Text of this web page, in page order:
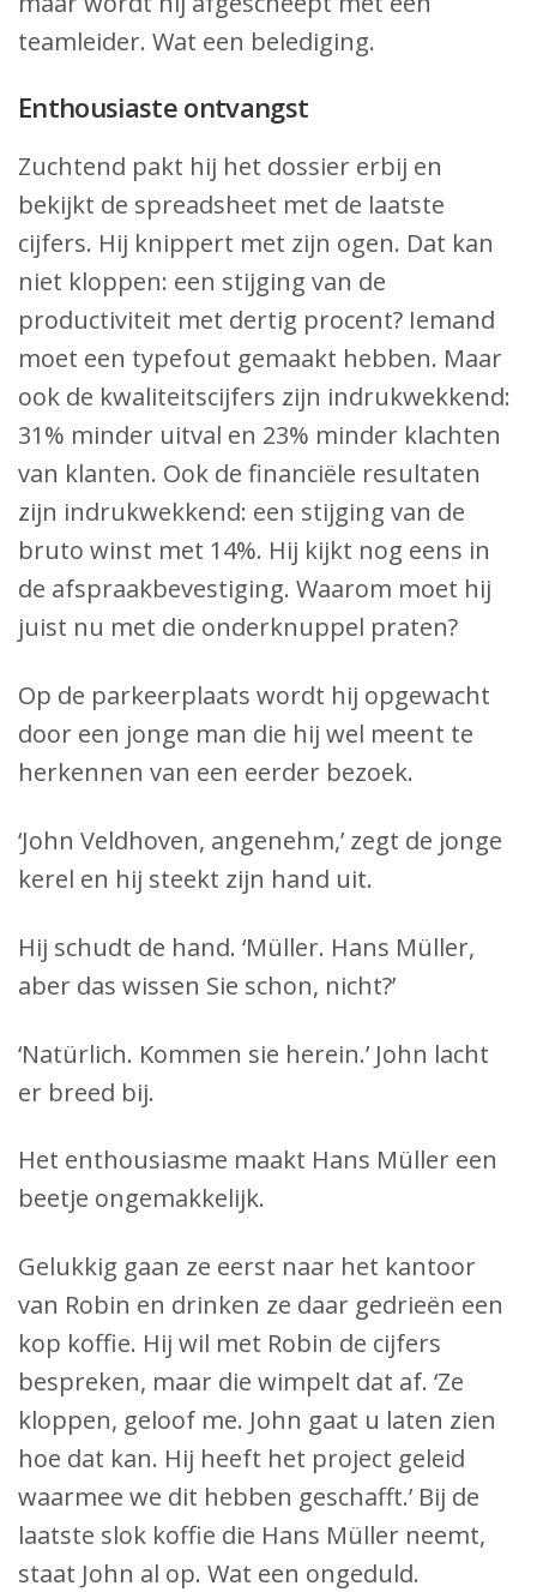
teamleider. Wat een belediging.
Enthousiaste ontvangst
Zuchtend pakt hij het dossier erbij en
bekijkt de spreadsheet met de laatste
cijfers. Hij knippert met zijn ogen. Dat kan
niet kloppen: een stijging van de
productiviteit met dertig procent? Iemand
moet een typefout gemaakt hebben. Maar
ook de kwaliteitscijfers zijn indrukwekkend:
31% minder uitval en 23% minder klachten
van klanten. Ook de financiële resultaten
zijn indrukwekkend: een stijging van de
bruto winst met 14%. Hij kijkt nog eens in
de afspraakbevestiging. Waarom moet hij
juist nu met die onderknuppel praten?
Op de parkeerplaats wordt hij opgewacht
door een jonge man die hij wel meent te
herkennen van een eerder bezoek.
‘John Veldhoven, angenehm,’ zegt de jonge
kerel en hij steekt zijn hand uit.
Hij schudt de hand. ‘Müller. Hans Müller,
aber das wissen Sie schon, nicht?’
‘Natürlich. Kommen sie herein.’ John lacht
er breed bij.
Het enthousiasme maakt Hans Müller een
beetje ongemakkelijk.
Gelukkig gaan ze eerst naar het kantoor
van Robin en drinken ze daar gedrieën een
kop koffie. Hij wil met Robin de cijfers
bespreken, maar die wimpelt dat af. ‘Ze
kloppen, geloof me. John gaat u laten zien
hoe dat kan. Hij heeft het project geleid
waarmee we dit hebben geschafft.’ Bij de
laatste slok koffie die Hans Müller neemt,
staat John al op. Wat een ongeduld.